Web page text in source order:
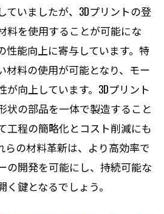
ていましたが、3Dプリントの登
料を使用することが可能にな
性能向上に寄与しています。特
材料の使用が可能となり、モー
が向上しています。3Dプリント
状の部品を一体で製造すること
工程の簡略化とコスト削減にも
らの材料革新は、より高効率で
の開発を可能にし、持続可能な
鍵となるでしょう。